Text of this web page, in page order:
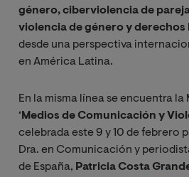
género, ciberviolencia de
violencia de género y derechos
desde una perspectiva
en América Latina.
En la misma línea se encuentra
‘ Medios de Comunicación y
celebrada este 9 y 10 de febrero
Dra. en Comunicación y
de España, Patricia Costa